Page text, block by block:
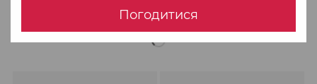
Погодитися